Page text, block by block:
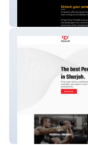
Tiger Muay Thai Bali
Price Lyall